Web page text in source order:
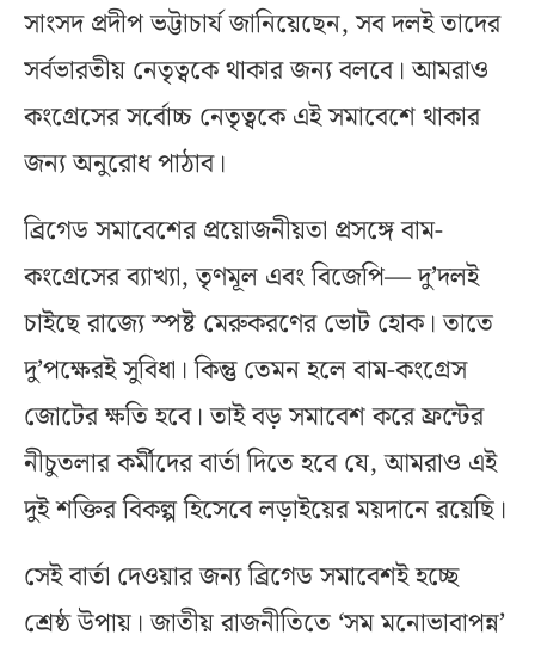
সাংসদ প্রদীপ ভট্টাচার্য জানিয়েছেন, সব দলই তাদের
সর্বভারতীয় নেতৃত্বকে থাকার জন্য বলবে। আমরাও
কংগ্রেসের সর্বোচ্চ নেতৃত্বকে এই সমাবেশে থাকার
জন্য অনুরোধ পাঠাব।
ব্রিগেড সমাবেশের প্রয়োজনীয়তা প্রসঙ্গে বাম-
কংগ্রেসের ব্যাখ্যা, তৃণমূল এবং বিজেপি— দু’দলই
চাইছে রাজ্যে স্পষ্ট মেরুকরণের ভোট হোক। তাতে
দু’পক্ষেরই সুবিধা। কিন্তু তেমন হলে বাম-কংগ্রেস
জোটের ক্ষতি হবে। তাই বড় সমাবেশ করে ফ্রন্টের
নীচুতলার কর্মীদের বার্তা দিতে হবে যে, আমরাও এই
দুই শক্তির বিকল্প হিসেবে লড়াইয়ের ময়দানে রয়েছি।
সেই বার্তা দেওয়ার জন্য ব্রিগেড সমাবেশই হচ্ছে
শ্রেষ্ঠ উপায়। জাতীয় রাজনীতিতে ‘সম মনোভাবাপন্ন’